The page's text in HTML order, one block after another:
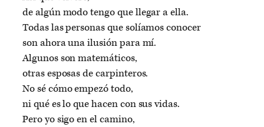
de algún modo tengo que llegar a ella.
Todas las personas que solíamos conocer
son ahora una ilusión para mí.
Algunos son matemáticos,
otras esposas de carpinteros.
No sé cómo empezó todo,
ni qué es lo que hacen con sus vidas.
Pero yo sigo en el camino,